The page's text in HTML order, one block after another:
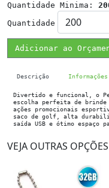
Quantidade Minima:
Quantidade
Adicionar ao
Descrição
Divertido e funcional, o
escolha perfeita de brinde
ações promocionais
saco de golf, alta
saída USB e ótimo espaço
VEJA OUTRAS